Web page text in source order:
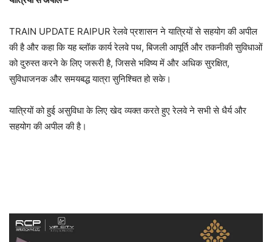
TRAIN UPDATE RAIPUR रेलवे प्रशासन ने यात्रियों से सहयोग की अपील
की है और कहा कि यह ब्लॉक कार्य रेलवे पथ, बिजली आपूर्ति और तकनीकी सुविधाओं
को दुरुस्त करने के लिए जरूरी है, जिससे भविष्य में और अधिक सुरक्षित,
सुविधाजनक और समयबद्ध यात्रा सुनिश्चित हो सके।
यात्रियों को हुई असुविधा के लिए खेद व्यक्त करते हुए रेलवे ने सभी से धैर्य और
सहयोग की अपील की है।